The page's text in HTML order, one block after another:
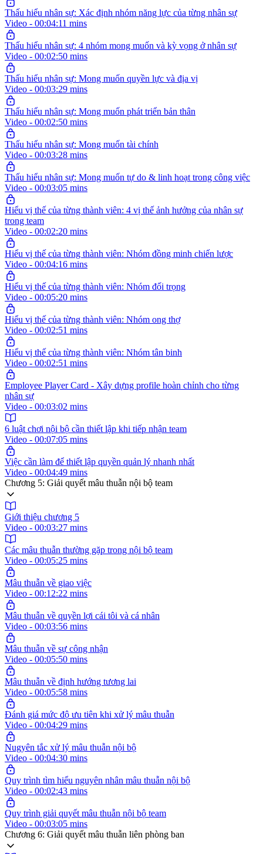
Thấu hiểu nhân sự: Xác định nhóm năng lực của từng nhân sự
Video - 00:04:11 mins
Thấu hiểu nhân sự: 4 nhóm mong muốn và kỳ vọng ở nhân sự
Video - 00:02:50 mins
Thấu hiểu nhân sự: Mong muốn quyền lực và địa vị
Video - 00:03:29 mins
Thấu hiểu nhân sự: Mong muốn phát triển bản thân
Video - 00:02:50 mins
Thấu hiểu nhân sự: Mong muốn tài chính
Video - 00:03:28 mins
Thấu hiểu nhân sự: Mong muốn tự do & linh hoạt trong công việc
Video - 00:03:05 mins
Hiểu vị thế của từng thành viên: 4 vị thế ảnh hưởng của nhân sự
trong team
Video - 00:02:20 mins
Hiểu vị thế của từng thành viên: Nhóm đồng minh chiến lược
Video - 00:04:16 mins
Hiểu vị thế của từng thành viên: Nhóm đối trọng
Video - 00:05:20 mins
Hiểu vị thế của từng thành viên: Nhóm ong thợ
Video - 00:02:51 mins
Hiểu vị thế của từng thành viên: Nhóm tân binh
Video - 00:02:51 mins
Employee Player Card - Xây dựng profile hoàn chỉnh cho từng
nhân sự
Video - 00:03:02 mins
6 luật chơi nội bộ cần thiết lập khi tiếp nhận team
Video - 00:07:05 mins
Việc cần làm để thiết lập quyền quản lý nhanh nhất
Video - 00:04:49 mins
Chương 5: Giải quyết mâu thuẫn nội bộ team
Giới thiệu chương 5
Video - 00:03:27 mins
Các mâu thuẫn thường gặp trong nội bộ team
Video - 00:05:25 mins
Mâu thuẫn về giao việc
Video - 00:12:22 mins
Mâu thuẫn về quyền lợi cái tôi và cá nhân
Video - 00:03:56 mins
Mâu thuẫn về sự công nhận
Video - 00:05:50 mins
Mâu thuẫn về định hướng tương lai
Video - 00:05:58 mins
Đánh giá mức độ ưu tiên khi xử lý mâu thuẫn
Video - 00:04:29 mins
Nugyên tắc xử lý mâu thuẫn nội bộ
Video - 00:04:30 mins
Quy trình tìm hiểu nguyên nhân mâu thuẫn nội bộ
Video - 00:02:43 mins
Quy trình giải quyết mâu thuẫn nội bộ team
Video - 00:03:05 mins
Chương 6: Giải quyết mâu thuẫn liên phòng ban